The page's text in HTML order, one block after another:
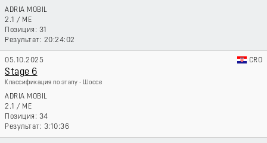
ADRIA MOBIL
2.1 / ME
31
20:24:02
05.10.2025 CRO
Stage 6
Классификация по этапу - Шоссе
ADRIA MOBIL
2.1 / ME
34
3:10:36